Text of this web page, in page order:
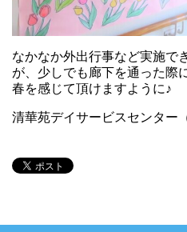
なかなか外出行事など実施で
が、少しでも廊下を通った際
春を感じて頂けますように♪
清華苑デイサービスセンター